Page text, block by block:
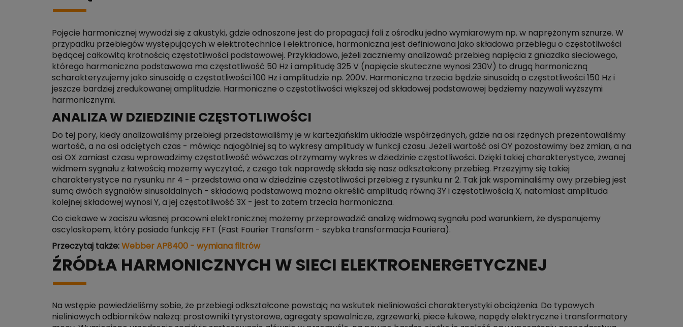
Pojęcie harmonicznej wywodzi się z akustyki, gdzie odnoszone jest do propagacji fali z ośrodku jedno wymiarowym np. w naprężonym sznurze. W
przypadku przebiegów występujących w elektrotechnice i elektronice, harmoniczna jest definiowana jako składowa przebiegu o częstotliwości
będącej całkowitą krotnością częstotliwości podstawowej. Przykładowo, jeżeli zaczniemy analizować przebieg napięcia z gniazdka sieciowego,
którego harmoniczna podstawowa ma częstotliwość 50 Hz i amplitudę 325 V (napięcie skuteczne wynosi 230V) to drugą harmoniczną
scharakteryzujemy jako sinusoidę o częstotliwości 100 Hz i amplitudzie np. 200V. Harmoniczna trzecia będzie sinusoidą o częstotliwości 150 Hz i
jeszcze bardziej zredukowanej amplitudzie. Harmoniczne o częstotliwości większej od składowej podstawowej będziemy nazywali wyższymi
harmonicznymi.
ANALIZA W DZIEDZINIE CZĘSTOTLIWOŚCI
Do tej pory, kiedy analizowaliśmy przebiegi przedstawialiśmy je w kartezjańskim układzie współrzędnych, gdzie na osi rzędnych prezentowaliśmy
wartość, a na osi odciętych czas - mówiąc najogólniej są to wykresy amplitudy w funkcji czasu. Jeżeli wartość osi OY pozostawimy bez zmian, a na
osi OX zamiast czasu wprowadzimy częstotliwość wówczas otrzymamy wykres w dziedzinie częstotliwości. Dzięki takiej charakterystyce, zwanej
widmem sygnału z łatwością możemy wyczytać, z czego tak naprawdę składa się nasz odkształcony przebieg. Przeżyjmy się takiej
charakterystyce na rysunku nr 4 - przedstawia ona w dziedzinie częstotliwości przebieg z rysunku nr 2. Tak jak wspominaliśmy owy przebieg jest
sumą dwóch sygnałów sinusoidalnych - składową podstawową można określić amplitudą równą 3Y i częstotliwością X, natomiast amplituda
kolejnej składowej wynosi Y, a jej częstotliwość 3X - jest to zatem trzecia harmoniczna.
Co ciekawe w zaciszu własnej pracowni elektronicznej możemy przeprowadzić analizę widmową sygnału pod warunkiem, że dysponujemy
oscyloskopem, który posiada funkcję FFT (Fast Fourier Transform - szybka transformacja Fouriera).
Przeczytaj także: Webber AP8400 - wymiana filtrów
ŹRÓDŁA HARMONICZNYCH W SIECI ELEKTROENERGETYCZNEJ
Na wstępie powiedzieliśmy sobie, że przebiegi odkształcone powstają na wskutek nieliniowości charakterystyki obciążenia. Do typowych
nieliniowych odbiorników należą: prostowniki tyrystorowe, agregaty spawalnicze, zgrzewarki, piece łukowe, napędy elektryczne i transformatory